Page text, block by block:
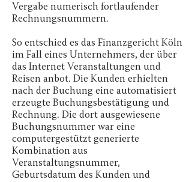
Vergabe numerisch fortlaufender
Rechnungsnummern.
So entschied es das Finanzgericht Köln
im Fall eines Unternehmers, der über
das Internet Veranstaltungen und
Reisen anbot. Die Kunden erhielten
nach der Buchung eine automatisiert
erzeugte Buchungsbestätigung und
Rechnung. Die dort ausgewiesene
Buchungsnummer war eine
computergestützt generierte
Kombination aus
Veranstaltungsnummer,
Geburtsdatum des Kunden und